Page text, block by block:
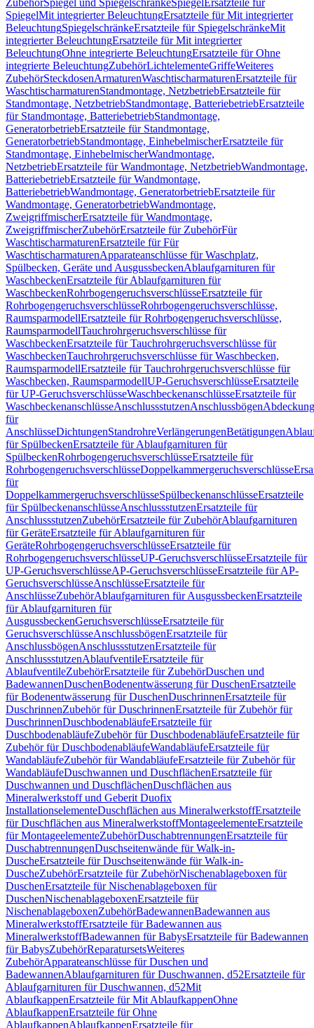
ZubehörSpiegel und SpiegelschränkeSpiegel Ersatzteile für
SpiegelMit integrierter BeleuchtungErsatzteile für Mit integrierter
BeleuchtungSpiegelschränkeErsatzteile für SpiegelschränkeMit
integrierter BeleuchtungErsatzteile für Mit integrierter
BeleuchtungOhne integrierte BeleuchtungErsatzteile für Ohne
integrierte BeleuchtungZubehörLichtelementeGriffeWeiteres
ZubehörSteckdosenArmaturenWaschtischarmaturenErsatzteile für
WaschtischarmaturenStandmontage, NetzbetriebErsatzteile für
Standmontage, NetzbetriebStandmontage, BatteriebetriebErsatzteile
für Standmontage, BatteriebetriebStandmontage,
GeneratorbetriebErsatzteile für Standmontage,
GeneratorbetriebStandmontage, EinhebelmischerErsatzteile für
Standmontage, EinhebelmischerWandmontage,
NetzbetriebErsatzteile für Wandmontage, NetzbetriebWandmontage,
BatteriebetriebErsatzteile für Wandmontage,
BatteriebetriebWandmontage, GeneratorbetriebErsatzteile für
Wandmontage, GeneratorbetriebWandmontage,
ZweigriffmischerErsatzteile für Wandmontage,
ZweigriffmischerZubehörErsatzteile für ZubehörFür
WaschtischarmaturenErsatzteile für Für
WaschtischarmaturenApparateanschlüsse für Waschplatz,
Spülbecken, Geräte und AusgussbeckenAblaufgarnituren für
WaschbeckenErsatzteile für Ablaufgarnituren für
WaschbeckenRohrbogengeruchsverschlüsseErsatzteile für
RohrbogengeruchsverschlüsseRohrbogengeruchsverschlüsse,
RaumsparmodellErsatzteile für Rohrbogengeruchsverschlüsse,
RaumsparmodellTauchrohrgeruchsverschlüsse für
WaschbeckenErsatzteile für Tauchrohrgeruchsverschlüsse für
WaschbeckenTauchrohrgeruchsverschlüsse für Waschbecken,
RaumsparmodellErsatzteile für Tauchrohrgeruchsverschlüsse für
Waschbecken, RaumsparmodellUP-GeruchsverschlüsseErsatzteile
für UP-GeruchsverschlüsseWaschbeckenanschlüsseErsatzteile für
WaschbeckenanschlüsseAnschlussstutzenAnschlussbögen
für
AnschlüsseDichtungenStandrohreVerlängerungenBetätigungen
für SpülbeckenErsatzteile für Ablaufgarnituren für
SpülbeckenRohrbogengeruchsverschlüsseErsatzteile für
RohrbogengeruchsverschlüsseDoppelkammergeruchsverschlüsse
für
DoppelkammergeruchsverschlüsseSpülbeckenanschlüsseErsatzteile
für SpülbeckenanschlüsseAnschlussstutzenErsatzteile für
AnschlussstutzenZubehörErsatzteile für ZubehörAblaufgarnituren
für GeräteErsatzteile für Ablaufgarnituren für
GeräteRohrbogengeruchsverschlüsseErsatzteile für
RohrbogengeruchsverschlüsseUP-GeruchsverschlüsseErsatzteile für
UP-GeruchsverschlüsseAP-GeruchsverschlüsseErsatzteile für AP-
GeruchsverschlüsseAnschlüsseErsatzteile für
AnschlüsseZubehörAblaufgarnituren für AusgussbeckenErsatzteile
für Ablaufgarnituren für
AusgussbeckenGeruchsverschlüsseErsatzteile für
GeruchsverschlüsseAnschlussbögenErsatzteile für
AnschlussbögenAnschlussstutzenErsatzteile für
AnschlussstutzenAblaufventileErsatzteile für
AblaufventileZubehörErsatzteile für ZubehörDuschen und
BadewannenDuschenBodenentwässerung für DuschenErsatzteile
für Bodenentwässerung für DuschenDuschrinnenErsatzteile für
DuschrinnenZubehör für DuschrinnenErsatzteile für Zubehör für
DuschrinnenDuschbodenabläufeErsatzteile für
DuschbodenabläufeZubehör für DuschbodenabläufeErsatzteile für
Zubehör für DuschbodenabläufeWandabläufeErsatzteile für
WandabläufeZubehör für WandabläufeErsatzteile für Zubehör für
WandabläufeDuschwannen und DuschflächenErsatzteile für
Duschwannen und DuschflächenDuschflächen aus
Mineralwerkstoff und Geberit Duofix
InstallationselementeDuschflächen aus MineralwerkstoffErsatzteile
für Duschflächen aus MineralwerkstoffMontageelementeErsatzteile
für MontageelementeZubehörDuschabtrennungenErsatzteile für
DuschabtrennungenDuschseitenwände für Walk-in-
DuscheErsatzteile für Duschseitenwände für Walk-in-
DuscheZubehörErsatzteile für ZubehörNischenablageboxen für
DuschenErsatzteile für Nischenablageboxen für
DuschenNischenablageboxenErsatzteile für
NischenablageboxenZubehörBadewannenBadewannen aus
MineralwerkstoffErsatzteile für Badewannen aus
MineralwerkstoffBadewannen für BabysErsatzteile für Badewannen
für BabysZubehörReparatursetsWeiteres
ZubehörApparateanschlüsse für Duschen und
BadewannenAblaufgarnituren für Duschwannen, d52Ersatzteile für
Ablaufgarnituren für Duschwannen, d52Mit
AblaufkappenErsatzteile für Mit AblaufkappenOhne
AblaufkappenErsatzteile für Ohne
AblaufkappenAblaufkappenErsatzteile für